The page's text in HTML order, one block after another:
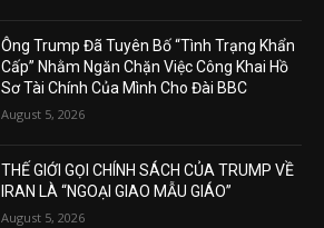
Ông Trump Đã Tuyên Bố “Tình Trạng Khẩn
Cấp” Nhằm Ngăn Chặn Việc Công Khai Hồ
Sơ Tài Chính Của Mình Cho Đài BBC
August 5, 2026
THẾ GIỚI GỌI CHÍNH SÁCH CỦA TRUMP VỀ
IRAN LÀ “NGOẠI GIAO MẪU GIÁO”
August 5, 2026